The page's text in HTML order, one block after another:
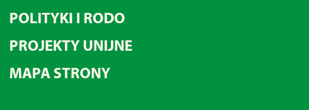
POLITYKI I RODO
PROJEKTY UNIJNE
MAPA STRONY